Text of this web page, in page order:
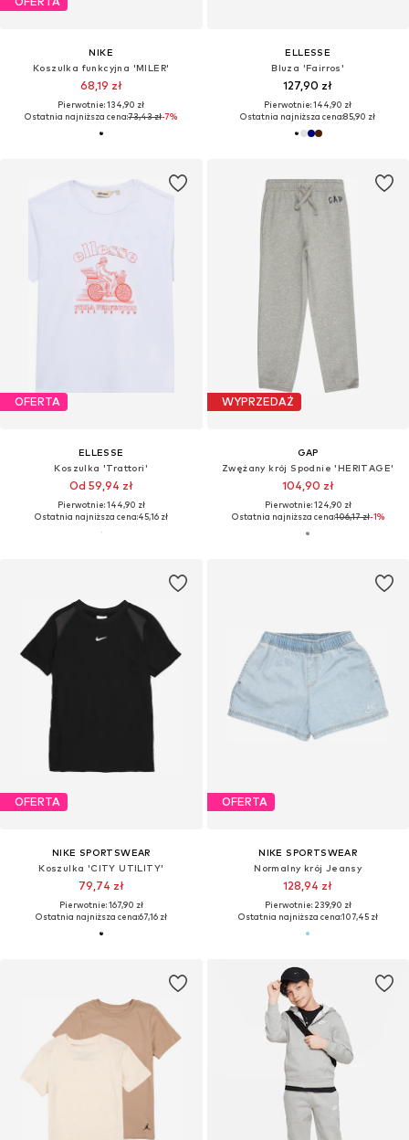
NIKE
Koszulka funkcyjna 'MILER'
68,19 zł
Pierwotnie: 134,90 zł
Ostatnia najniższa cena:73,43 zł-7%
ELLESSE
Bluza 'Fairros'
127,90 zł
Pierwotnie: 144,90 zł
Ostatnia najniższa cena:85,90 zł
OFERTA
ELLESSE
Koszulka 'Trattori'
Od 59,94 zł
Pierwotnie: 144,90 zł
Ostatnia najniższa cena:45,16 zł
WYPRZEDAŻ
GAP
Zwężany krój Spodnie 'HERITAGE'
104,90 zł
Pierwotnie: 124,90 zł
Ostatnia najniższa cena:106,17 zł-1%
OFERTA
NIKE SPORTSWEAR
Koszulka 'CITY UTILITY'
79,74 zł
Pierwotnie: 167,90 zł
Ostatnia najniższa cena:67,16 zł
OFERTA
NIKE SPORTSWEAR
Normalny krój Jeansy
128,94 zł
Pierwotnie: 239,90 zł
Ostatnia najniższa cena:107,45 zł